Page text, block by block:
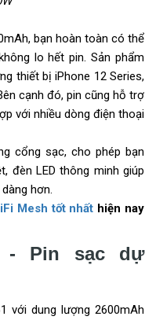
bạn hoàn toàn có thể
lo hết pin. Sản phẩm
thiết bị iPhone 12 Series,
cạnh đó, pin cũng hỗ trợ
với nhiều dòng điện thoại
cổng sạc, cho phép bạn
đèn LED thông minh giúp
hơn.
Mesh tốt nhất hiện nay
- Pin sạc dự
với dung lượng 2600mAh